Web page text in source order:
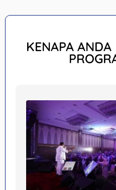
KENAPA ANDA